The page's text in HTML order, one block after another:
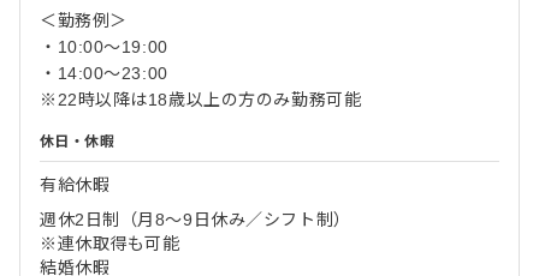
＜勤務例＞
・10:00～19:00
・14:00～23:00
※22時以降は18歳以上の方のみ勤務可能
休日・休暇
有給休暇
週休2日制（月8～9日休み／シフト制）
※連休取得も可能
結婚休暇